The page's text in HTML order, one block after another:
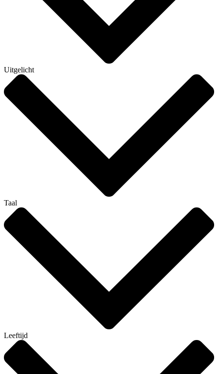
Uitgelicht
Taal
Leeftijd